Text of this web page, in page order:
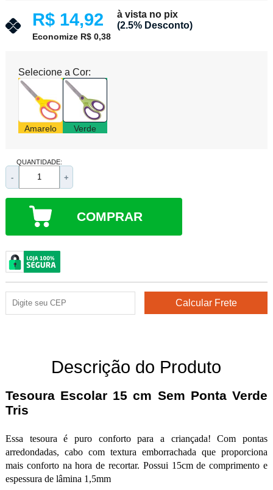
R$ 14,92
à vista no pix
(2.5% Desconto)
Economize R$ 0,38
Selecione a Cor:
Amarelo Verde
QUANTIDADE:
- +
COMPRAR
Descrição do Produto
Tesoura Escolar 15 cm Sem Ponta Verde
Tris
Essa tesoura é puro conforto para a criançada! Com pontas
arredondadas, cabo com textura emborrachada que proporciona
mais conforto na hora de recortar. Possui 15cm de comprimento e
espessura de lâmina 1,5mm